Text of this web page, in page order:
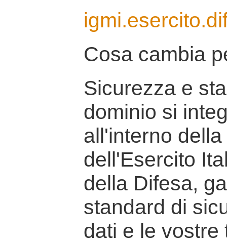
Cosa cambia
Sicurezza e
dominio si
all'interno
dell'Esercito
della Difesa,
standard di
dati e le vostre